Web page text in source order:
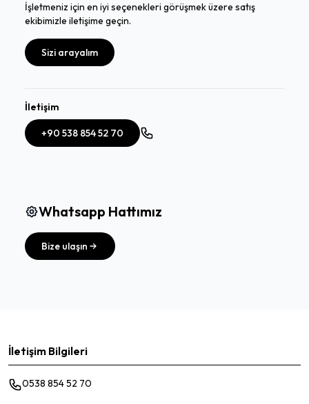
İşletmeniz için en iyi seçenekleri görüşmek üzere satış
ekibimizle iletişime geçin.
Sizi arayalım
İletişim
+90 538 854 52 70
Whatsapp Hattımız
Bize ulaşın
İletişim Bilgileri
0538 854 52 70